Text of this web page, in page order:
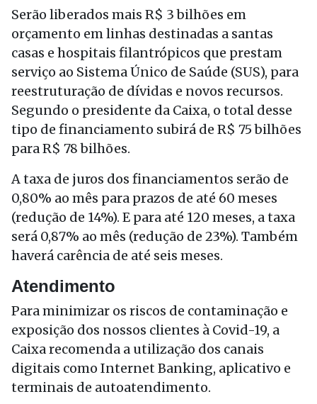
Serão liberados mais R$ 3 bilhões em
orçamento em linhas destinadas a santas
casas e hospitais filantrópicos que prestam
serviço ao Sistema Único de Saúde (SUS), para
reestruturação de dívidas e novos recursos.
Segundo o presidente da Caixa, o total desse
tipo de financiamento subirá de R$ 75 bilhões
para R$ 78 bilhões.
A taxa de juros dos financiamentos serão de
0,80% ao mês para prazos de até 60 meses
(redução de 14%). E para até 120 meses, a taxa
será 0,87% ao mês (redução de 23%). Também
haverá carência de até seis meses.
Atendimento
Para minimizar os riscos de contaminação e
exposição dos nossos clientes à Covid-19, a
Caixa recomenda a utilização dos canais
digitais como Internet Banking, aplicativo e
terminais de autoatendimento.